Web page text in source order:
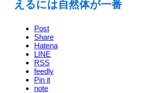
えるには自然体が一番
Post
Share
Hatena
LINE
RSS
feedly
Pin it
note